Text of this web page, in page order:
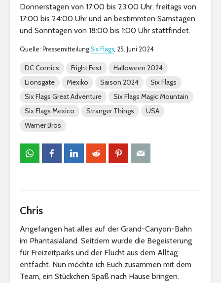
Donnerstagen von 17:00 bis 23:00 Uhr, freitags von
17:00 bis 24:00 Uhr und an bestimmten Samstagen
und Sonntagen von 18:00 bis 1:00 Uhr stattfindet.
Quelle: Pressemitteilung Six Flags, 25. Juni 2024
DC Comics Fright Fest
Halloween 2024
Lionsgate
Mexiko Saison 2024
Six Flags
Six Flags Great Adventure
Six Flags Magic Mountain
Six Flags Mexico
Stranger Things
USA
Warner Bros
Chris
Angefangen hat alles auf der Grand-Canyon-Bahn
im Phantasialand. Seitdem wurde die Begeisterung
für Freizeitparks und der Flucht aus dem Alltag
entfacht. Nun möchte ich Euch zusammen mit dem
Team, ein Stückchen Spaß nach Hause bringen.